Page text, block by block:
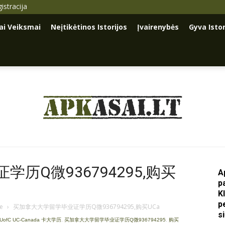
Veiksmai Neįtikėtinos Istorijos Įvairenybės Gyva
学历Q微936794295,购买
› 买加拿大大学留学毕业证学历Q微936794295,购买UCa
UC-Canada 卡大学历 买加拿大大学留学毕业证学历Q微936794295 购买